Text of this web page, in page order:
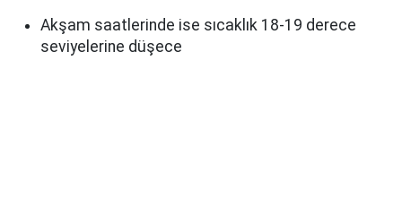
Akşam saatlerinde ise sıcaklık 18-19 derece
seviyelerine düşece